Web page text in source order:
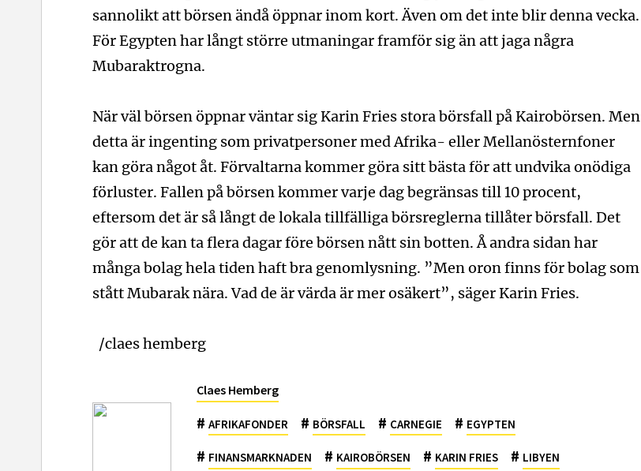
sannolikt att börsen ändå öppnar inom kort. Även om det inte blir denna vecka.
För Egypten har långt större utmaningar framför sig än att jaga några
Mubaraktrogna.
När väl börsen öppnar väntar sig Karin Fries stora börsfall på Kairobörsen. Men
detta är ingenting som privatpersoner med Afrika- eller Mellanösternfoner
kan göra något åt. Förvaltarna kommer göra sitt bästa för att undvika onödiga
förluster. Fallen på börsen kommer varje dag begränsas till 10 procent,
eftersom det är så långt de lokala tillfälliga börsreglerna tillåter börsfall. Det
gör att de kan ta flera dagar före börsen nått sin botten. Å andra sidan har
många bolag hela tiden haft bra genomlysning. ”Men oron finns för bolag som
stått Mubarak nära. Vad de är värda är mer osäkert”, säger Karin Fries.
/claes hemberg
Claes Hemberg
# AFRIKAFONDER # BÖRSFALL # CARNEGIE # EGYPTEN
# FINANSMARKNADEN # KAIROBÖRSEN # KARIN FRIES # LIBYEN